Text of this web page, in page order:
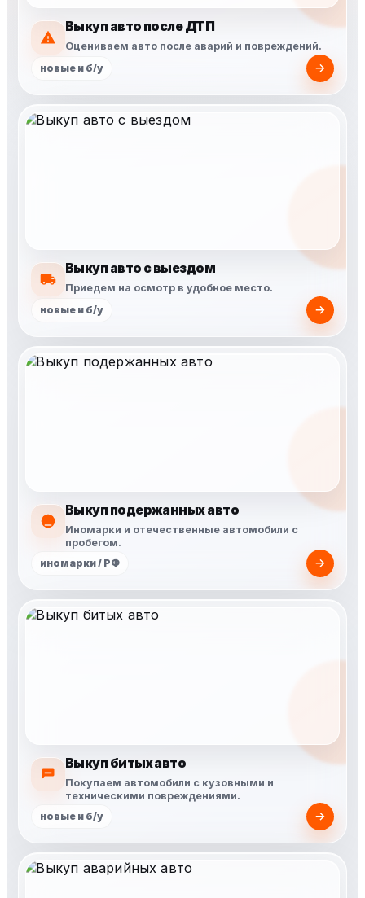
Выкуп авто после ДТП
Оцениваем авто после аварий и повреждений.
новые и б/у
Выкуп авто с выездом
Приедем на осмотр в удобное место.
новые и б/у
Выкуп подержанных авто
Иномарки и отечественные автомобили с
пробегом.
иномарки / РФ
Выкуп битых авто
Покупаем автомобили с кузовными и
техническими повреждениями.
новые и б/у